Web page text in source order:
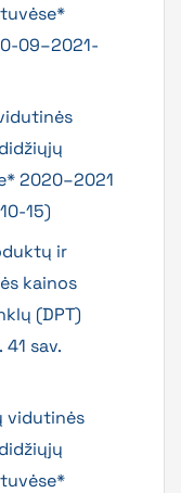
09–2021-
2020–2021
15)
ir
kainos
(DPT)
sav.
vidutinės